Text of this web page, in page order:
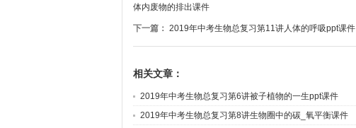
体内废物的排出课件
下一篇： 2019年中考生物总复习第11讲人体的呼吸ppt课件
相关文章：
2019年中考生物总复习第6讲被子植物的一生ppt课件
2019年中考生物总复习第8讲生物圈中的碳_氧平衡课件